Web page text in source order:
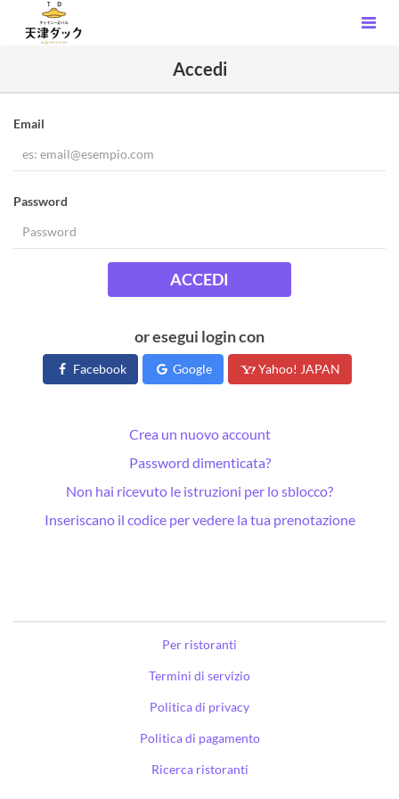
Accedi
Email
Password
ACCEDI
or esegui login con
Facebook Google Yahoo! JAPAN
Crea un nuovo account
Password dimenticata?
Non hai ricevuto le istruzioni per lo sblocco?
Inseriscano il codice per vedere la tua prenotazione
Per ristoranti
Termini di servizio
Politica di privacy
Politica di pagamento
Ricerca ristoranti